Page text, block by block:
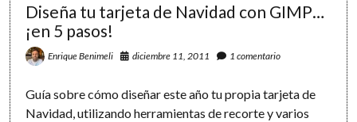
Diseña tu tarjeta de Navidad con GIMP…
¡en 5 pasos!
Enrique Benimeli diciembre 11, 2011 1 comentario
Guía sobre cómo diseñar este año tu propia tarjeta de
Navidad, utilizando herramientas de recorte y varios